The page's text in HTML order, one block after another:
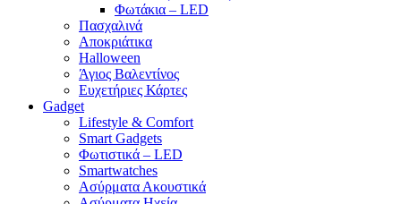
Φωτάκια – LED
Πασχαλινά
Αποκριάτικα
Halloween
Άγιος Βαλεντίνος
Ευχετήριες Κάρτες
Gadget
Lifestyle & Comfort
Smart Gadgets
Φωτιστικά – LED
Smartwatches
Ασύρματα Ακουστικά